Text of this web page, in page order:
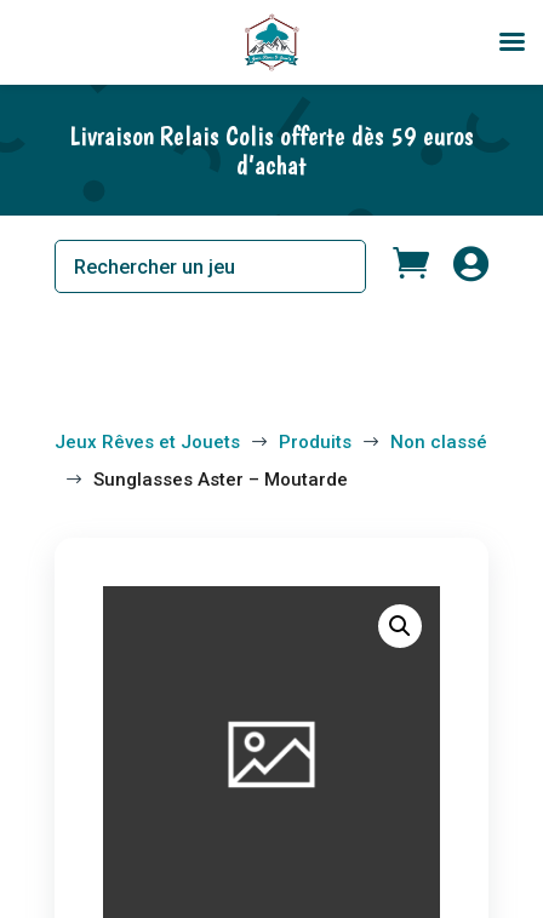
Livraison Relais Colis offerte dès 59 euros
d’achat
 
Jeux Rêves et Jouets $ Produits $ Non classé
$ Sunglasses Aster – Moutarde